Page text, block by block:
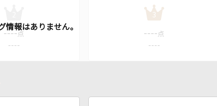
---- 点
----
3
---- 点
----